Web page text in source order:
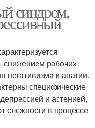
синдром,
снижением рабочих
негативизма и апатии.
специфические
и астенией,
сложности в процессе